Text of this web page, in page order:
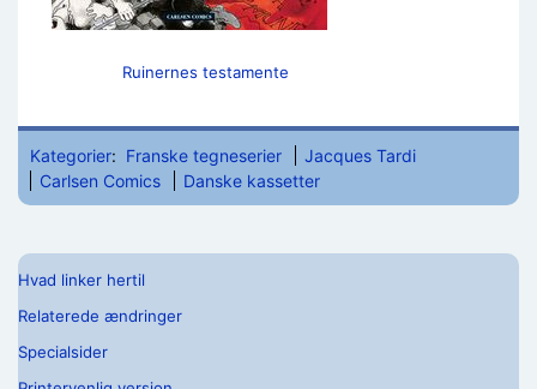
Ruinernes testamente
Kategorier: Franske tegneserier
Jacques Tardi
Carlsen Comics
Danske kassetter
Hvad linker hertil
Relaterede ændringer
Specialsider